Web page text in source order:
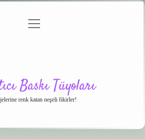
menüyü
Baskı Tüyoları
renk katan neşeli fikirler!